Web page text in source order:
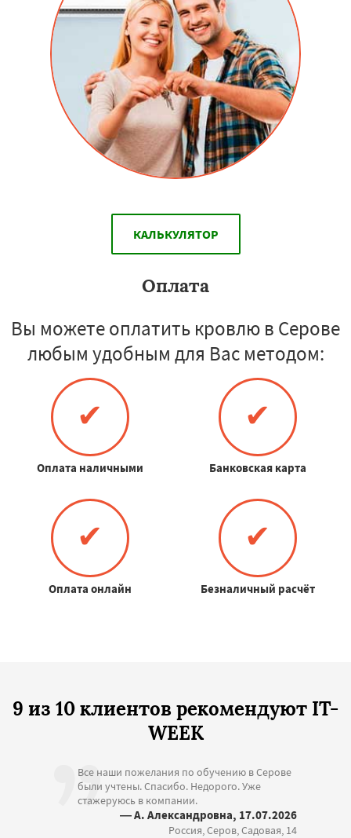
КАЛЬКУЛЯТОР
Оплата
Вы можете оплатить кровлю в Серове
любым удобным для Вас методом:
✔
Оплата наличными
✔
Банковская карта
✔
Оплата онлайн
✔
Безналичный расчёт
9 из 10 клиентов рекомендуют IT-
WEEK
Все наши пожелания по обучению в Серове
были учтены. Спасибо. Недорого. Уже
стажеруюсь в компании.
— А. Александровна, 17.07.2026
Россия, Серов, Садовая, 14